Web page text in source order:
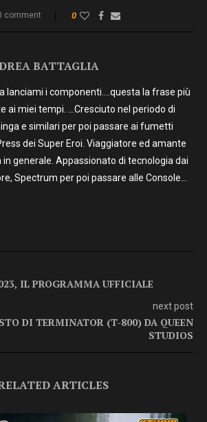
comment 0
BATTAGLIA
lanciami i componenti….questa la frase più
ai miei tempi. …Cresciuto nel periodo di
e similari per poi passare ai fumetti
dei Super Eroi. Viaggiatore ed amante
generale. Appassionato di tecnologia dai
Spectrum per poi passare alle Console…
IL PROGRAMMA UFFICIALE
next post
DI TERMINATOR (T-800) DA QUEEN
STUDIOS
ARTICLES